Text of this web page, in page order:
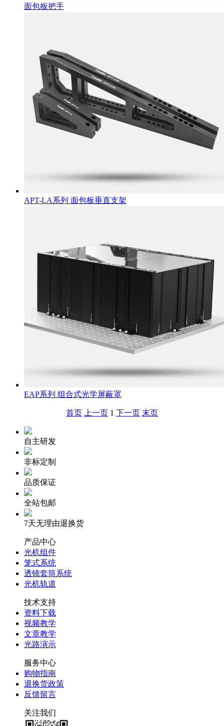
面包板把手
APT-LA系列 面包板垂直支架
EAP系列 组合式光学屏蔽罩
首页 上一页 1 下一页 末页
自主研发
非标定制
品质保证
全站包邮
7天无理由退换货
产品中心
光机组件
笼式系统
透镜套筒系统
光机轨道
技术支持
资料下载
视频教学
文章教学
光路演示
服务中心
购物指南
退换货政策
反馈留言
关注我们